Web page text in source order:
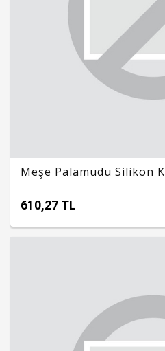
Meşe Palamudu Silikon
610,27 TL